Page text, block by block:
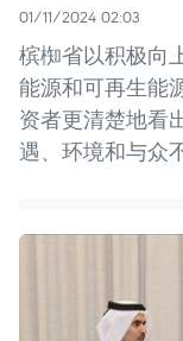
01/11/2024 02:03
槟椥省以积极向
能源和可再生能
资者更清楚地看
遇、环境和与众